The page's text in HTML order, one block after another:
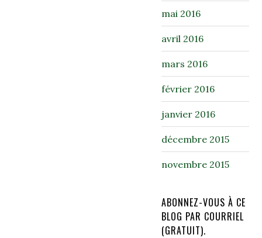
mai 2016
avril 2016
mars 2016
février 2016
janvier 2016
décembre 2015
novembre 2015
ABONNEZ-VOUS À CE
BLOG PAR COURRIEL
(GRATUIT).